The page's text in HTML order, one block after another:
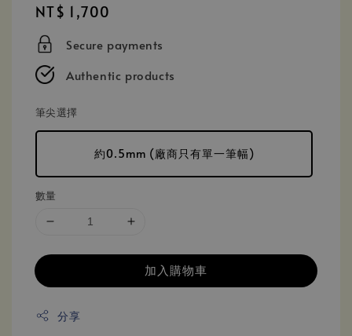
Regular
price
NT$ 1,700
Secure payments
Authentic products
筆尖選擇
約0.5mm (廠商只有單一筆幅)
數量
加入購物車
分享